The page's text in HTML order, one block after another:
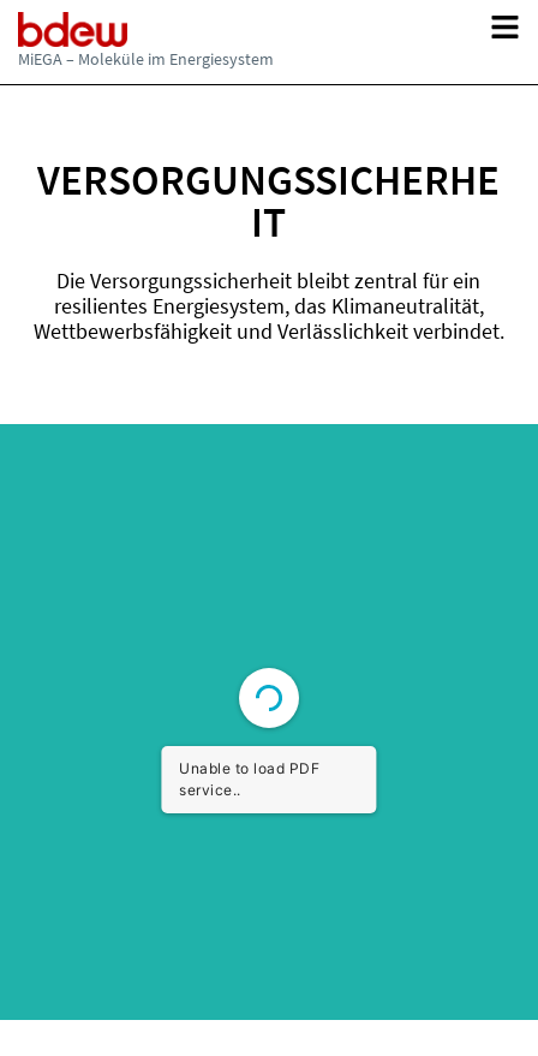
MiEGA – Moleküle im Energiesystem
Hinweise auf neue Inhalte, aktualisierte Publikationen und
weiterführende Informationsangebote.
VERSORGUNGSSICHERHE
IT
Die Versorgungssicherheit bleibt zentral für ein
resilientes Energiesystem, das Klimaneutralität,
Wettbewerbsfähigkeit und Verlässlichkeit verbindet.
Unable to load PDF
service..